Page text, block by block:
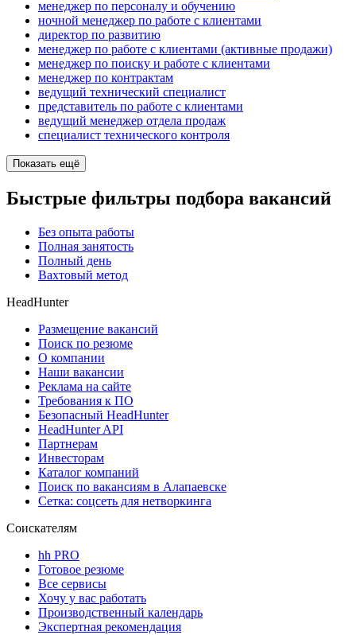
менеджер по персоналу и обучению
ночной менеджер по работе с клиентами
директор по развитию
менеджер по работе с клиентами (активные продажи)
менеджер по поиску и работе с клиентами
менеджер по контрактам
ведущий технический специалист
представитель по работе с клиентами
ведущий менеджер отдела продаж
специалист технического контроля
Показать ещё
Быстрые фильтры подбора вакансий
Без опыта работы
Полная занятость
Полный день
Вахтовый метод
HeadHunter
Размещение вакансий
Поиск по резюме
О компании
Наши вакансии
Реклама на сайте
Требования к ПО
Безопасный HeadHunter
HeadHunter API
Партнерам
Инвесторам
Каталог компаний
Поиск по вакансиям в Алапаевске
Сетка: соцсеть для нетворкинга
Соискателям
hh PRO
Готовое резюме
Все сервисы
Хочу у вас работать
Производственный календарь
Экспертная рекомендация